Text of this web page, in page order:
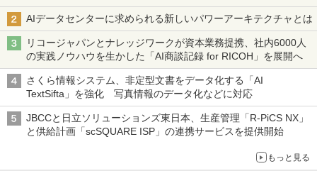
AIデータセンターに求められる新しいパワーアーキテクチャとは
リコージャパンとナレッジワークが資本業務提携、社内6000人
の実践ノウハウを生かした「AI商談記録 for RICOH」を展開へ
さくら情報システム、非定型文書をデータ化する「AI
TextSifta」を強化 写真情報のデータ化などに対応
JBCCと日立ソリューションズ東日本、生産管理「R-PiCS NX」
と供給計画「scSQUARE ISP」の連携サービスを提供開始
もっと見る